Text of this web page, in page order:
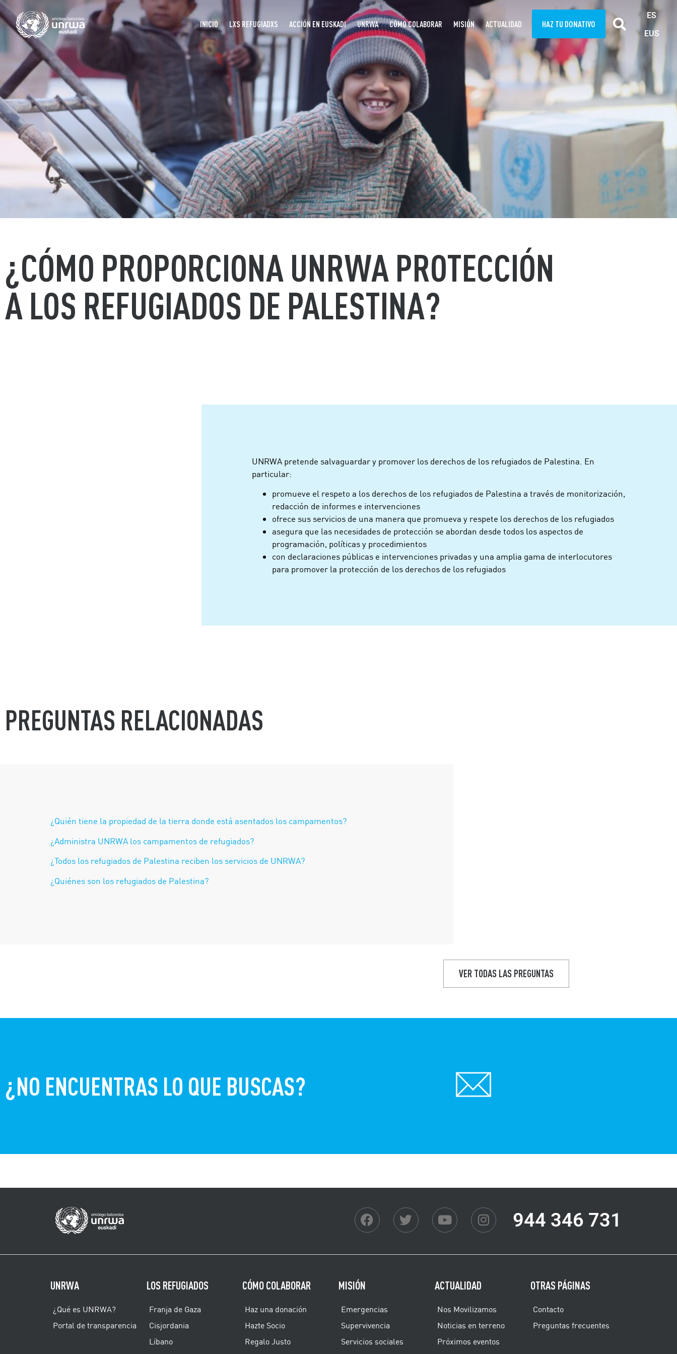
INICIO LXS REFUGIADXS ACCIÓN EN EUSKADI UNRWA CÓMO COLABORAR MISIÓN ACTUALIDAD HAZ TU DONATIVO
ES
EUS
¿CÓMO PROPORCIONA UNRWA PROTECCIÓN
A LOS REFUGIADOS DE PALESTINA?
UNRWA pretende salvaguardar y promover los derechos de los refugiados de Palestina. En
particular:
promueve el respeto a los derechos de los refugiados de Palestina a través de monitorización,
redacción de informes e intervenciones
ofrece sus servicios de una manera que promueva y respete los derechos de los refugiados
asegura que las necesidades de protección se abordan desde todos los aspectos de
programación, políticas y procedimientos
con declaraciones públicas e intervenciones privadas y una amplia gama de interlocutores
para promover la protección de los derechos de los refugiados
PREGUNTAS RELACIONADAS
¿Quién tiene la propiedad de la tierra donde está asentados los campamentos?
¿Administra UNRWA los campamentos de refugiados?
¿Todos los refugiados de Palestina reciben los servicios de UNRWA?
¿Quiénes son los refugiados de Palestina?
VER TODAS LAS PREGUNTAS
¿NO ENCUENTRAS LO QUE BUSCAS?
944 346 731
UNRWA
¿Qué es UNRWA?
Portal de transparencia
LOS REFUGIADOS
Franja de Gaza
Cisjordania
Líbano
CÓMO COLABORAR
Haz una donación
Hazte Socio
Regalo Justo
MISIÓN
Emergencias
Supervivencia
Servicios sociales
ACTUALIDAD
Nos Movilizamos
Noticias en terreno
Próximos eventos
OTRAS PÁGINAS
Contacto
Preguntas frecuentes